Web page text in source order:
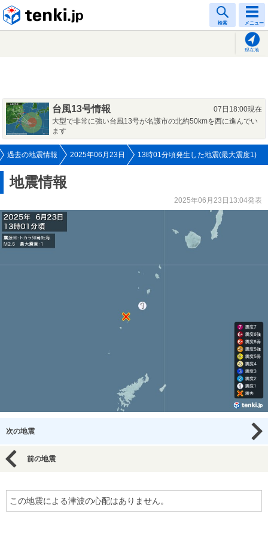
検索 メニュー
現在地
台風13号情報
07日18:00現在
大型で非常に強い台風13号が名護市の北約50kmを西に進んでい
ます
過去の地震情報 2025年06月23日 13時01分頃発生した地震(最大震度1)
地震情報
2025年06月23日13:04発表
次の地震
前の地震
この地震による津波の心配はありません。